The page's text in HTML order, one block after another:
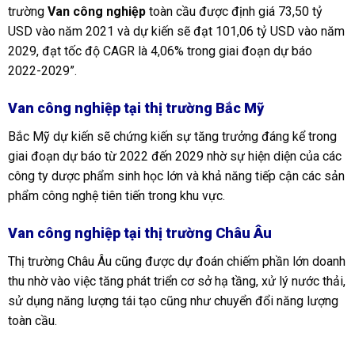
trường Van công nghiệp toàn cầu được định giá 73,50 tỷ
USD vào năm 2021 và dự kiến ​​sẽ đạt 101,06 tỷ USD vào năm
2029, đạt tốc độ CAGR là 4,06% trong giai đoạn dự báo
2022-2029”.
Van công nghiệp tại thị trường Bắc Mỹ
Bắc Mỹ dự kiến ​​​​sẽ chứng kiến ​​​​sự tăng trưởng đáng kể trong
giai đoạn dự báo từ 2022 đến 2029 nhờ sự hiện diện của các
công ty dược phẩm sinh học lớn và khả năng tiếp cận các sản
phẩm công nghệ tiên tiến trong khu vực.
Van công nghiệp tại thị trường Châu Âu
Thị trường Châu Âu cũng được dự đoán chiếm phần lớn doanh
thu nhờ vào việc tăng phát triển cơ sở hạ tầng, xử lý nước thải,
sử dụng năng lượng tái tạo cũng như chuyển đổi năng lượng
toàn cầu.